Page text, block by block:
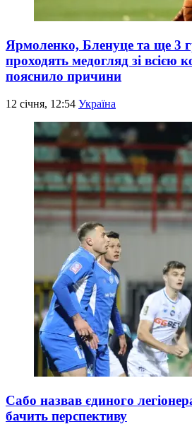
Ярмоленко, Бленуце та ще 3
проходять медогляд зі всією
пояснило причини
12 січня, 12:54 Україна
Сабо назвав єдиного
бачить перспективу